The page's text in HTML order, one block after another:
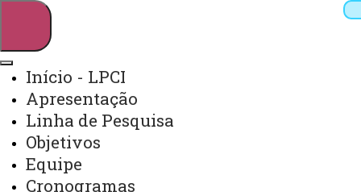
Webmail
Início - LPCI
Apresentação
Linha de Pesquisa
Objetivos
Equipe
Cronogramas